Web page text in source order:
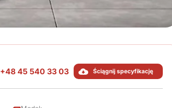
+48 45 540 33 03 Ściągnij specyfikację